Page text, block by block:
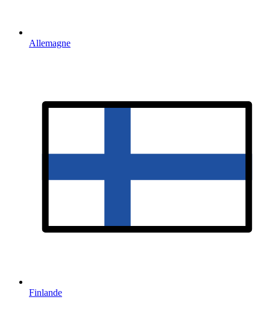
Allemagne
Finlande